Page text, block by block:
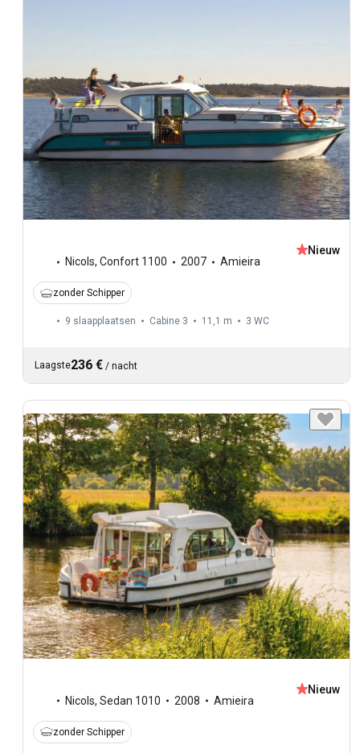
Nicols, Confort 1100 2007 Amieira
Nieuw
zonder Schipper
9 slaapplaatsen Cabine 3 11,1 m 3 WC
Laagste236 € / nacht
Nicols, Sedan 1010 2008 Amieira
Nieuw
zonder Schipper